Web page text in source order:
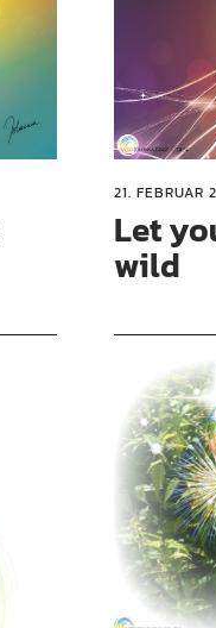
21. FEBRUAR
Let
wild